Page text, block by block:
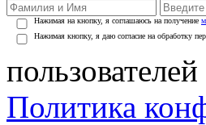
Нажимая на кнопку, я соглашаюсь на получение
Нажимая кнопку, я даю согласие на обработку
Политика